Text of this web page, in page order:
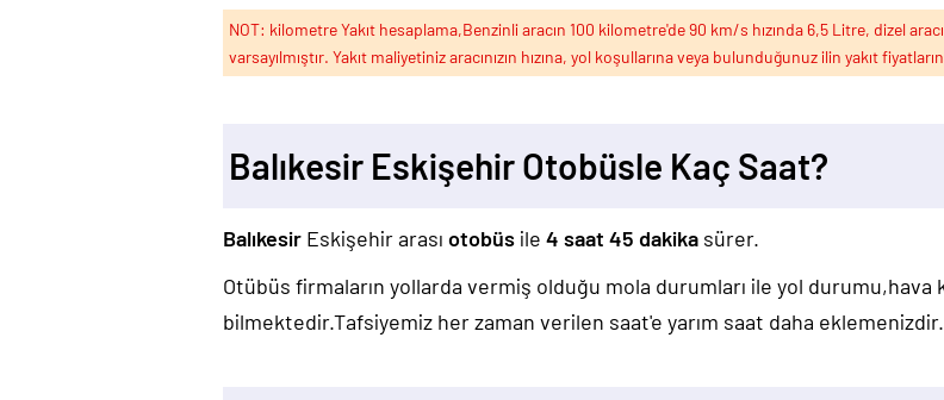
NOT: kilometre Yakıt hesaplama,Benzinli aracın 100 kilometre'de 90 km/s hızında 6,5 Litre, dizel
varsayılmıştır. Yakıt maliyetiniz aracınızın hızına, yol koşullarına veya bulunduğunuz ilin yakıt
Balıkesir Eskişehir Otobüsle Kaç Saat?
Balıkesir Eskişehir arası otobüs ile 4 saat 45 dakika sürer.
Otübüs firmaların yollarda vermiş olduğu mola durumları ile yol
bilmektedir.Tafsiyemiz her zaman verilen saat'e yarım saat daha eklemenizdir.